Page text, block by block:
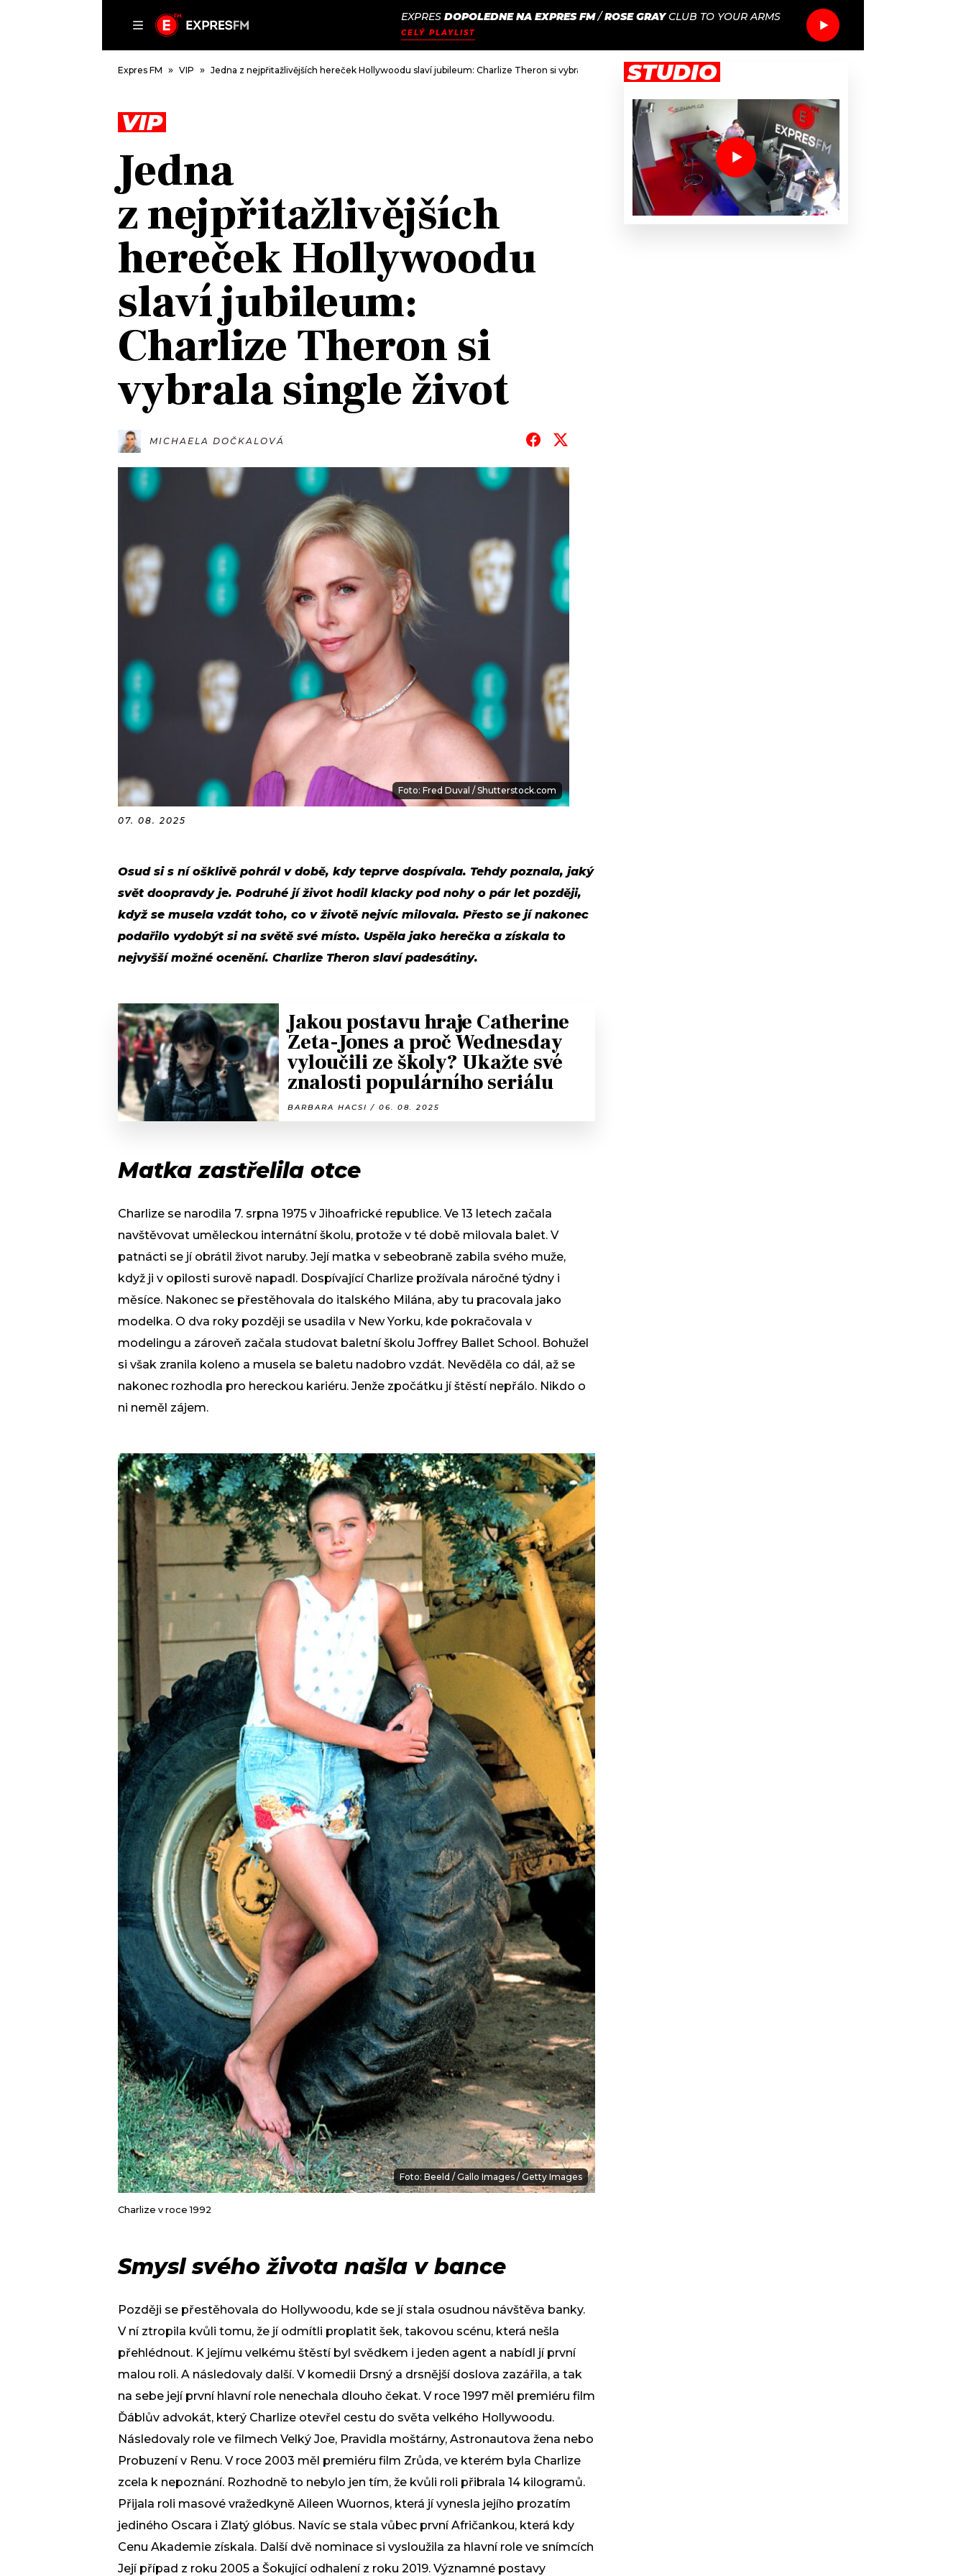
NALADIT
EXPRES DOPOLEDNE NA EXPRES FM/ROSE GRAY CLUB TO YOUR ARMS
CELÝ PLAYLIST
DOMŮ
ČLÁNKY
AKTUÁLNĚ
HUDBA
ROZHOVORY
#NEBUDUDOMA
KALENDÁŘ
KVÍZY
VIP
TRENDY
MIX
OSTATNÍ
PODCASTY
JAK NALADIT
RÁDIO
PROGRAM
JAK NALADIT
SOUTĚŽE
Expres FM VIP Jedna z nejpřitažlivějších hereček Hollywoodu slaví jubileum: Charlize Theron si vybrala single život
VIP
Jedna
z nejpřitažlivějších
hereček Hollywoodu
slaví jubileum:
Charlize Theron si
vybrala single život
MICHAELA DOČKALOVÁ
Foto: Fred Duval / Shutterstock.com
07. 08. 2025
Osud si s ní ošklivě pohrál v době, kdy teprve dospívala. Tehdy poznala, jaký
svět doopravdy je. Podruhé jí život hodil klacky pod nohy o pár let později,
když se musela vzdát toho, co v životě nejvíc milovala. Přesto se jí nakonec
podařilo vydobýt si na světě své místo. Uspěla jako herečka a získala to
nejvyšší možné ocenění. Charlize Theron slaví padesátiny.
Jakou postavu hraje Catherine
Zeta-Jones a proč Wednesday
vyloučili ze školy? Ukažte své
znalosti populárního seriálu
BARBARA HACSI / 06. 08. 2025
Matka zastřelila otce
Charlize se narodila 7. srpna 1975 v Jihoafrické republice. Ve 13 letech začala
navštěvovat uměleckou internátní školu, protože v té době milovala balet. V
patnácti se jí obrátil život naruby. Její matka v sebeobraně zabila svého muže,
když ji v opilosti surově napadl. Dospívající Charlize prožívala náročné týdny i
měsíce. Nakonec se přestěhovala do italského Milána, aby tu pracovala jako
modelka. O dva roky později se usadila v New Yorku, kde pokračovala v
modelingu a zároveň začala studovat baletní školu Joffrey Ballet School. Bohužel
si však zranila koleno a musela se baletu nadobro vzdát. Nevěděla co dál, až se
nakonec rozhodla pro hereckou kariéru. Jenže zpočátku jí štěstí nepřálo. Nikdo o
ni neměl zájem.
Foto: Beeld / Gallo Images / Getty Images
Charlize v roce 1992
Smysl svého života našla v bance
Později se přestěhovala do Hollywoodu, kde se jí stala osudnou návštěva banky.
V ní ztropila kvůli tomu, že jí odmítli proplatit šek, takovou scénu, která nešla
přehlédnout. K jejímu velkému štěstí byl svědkem i jeden agent a nabídl jí první
malou roli. A následovaly další. V komedii Drsný a drsnější doslova zazářila, a tak
na sebe její první hlavní role nenechala dlouho čekat. V roce 1997 měl premiéru film
Ďáblův advokát, který Charlize otevřel cestu do světa velkého Hollywoodu.
Následovaly role ve filmech Velký Joe, Pravidla moštárny, Astronautova žena nebo
Probuzení v Renu. V roce 2003 měl premiéru film Zrůda, ve kterém byla Charlize
zcela k nepoznání. Rozhodně to nebylo jen tím, že kvůli roli přibrala 14 kilogramů.
Přijala roli masové vražedkyně Aileen Wuornos, která jí vynesla jejího prozatím
jediného Oscara i Zlatý glóbus. Navíc se stala vůbec první Afričankou, která kdy
Cenu Akademie získala. Další dvě nominace si vysloužila za hlavní role ve snímcích
Její případ z roku 2005 a Šokující odhalení z roku 2019. Významné postavy
STUDIO